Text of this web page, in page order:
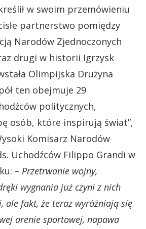
w swoim przemówieniu
partnerstwo pomiędzy
Narodów Zjednoczonych
drugi w historii Igrzysk
Olimpijska Drużyna
ten obejmuje 29
politycznych,
osób, które inspirują świat”,
Komisarz Narodów
Uchodźców Filippo Grandi w
– Przetrwanie wojny,
wygnania już czyni z nich
ale fakt, że teraz wyróżniają się
arenie sportowej, napawa